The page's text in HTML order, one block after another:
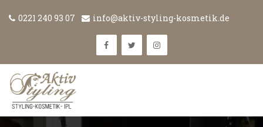
0221 240 93 07 info@aktiv-styling-kosmetik.de